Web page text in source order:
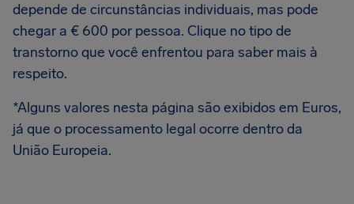
depende de circunstâncias individuais, mas pode
chegar a € 600 por pessoa. Clique no tipo de
transtorno que você enfrentou para saber mais à
respeito.
*Alguns valores nesta página são exibidos em Euros,
já que o processamento legal ocorre dentro da
União Europeia.